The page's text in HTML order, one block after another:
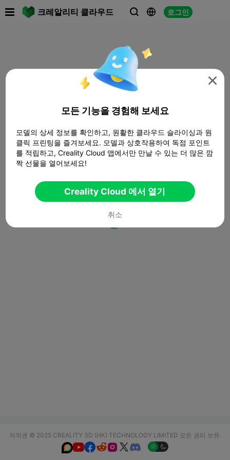
크레알리티 클라우드   로그인
저작권 © 2025 CREALITY 3D (HK) TECHNOLOGY LIMITED 모든 권리 보유.
  

모든 기능을 경험해 보세요
모델의 상세 정보를 확인하고, 원활한 클라우드 슬라이싱과 원
클릭 프린팅을 즐겨보세요. 모델과 상호작용하여 독점 포인트
를 적립하고, Creality Cloud 앱에서만 만날 수 있는 더 많은 깜
짝 선물을 열어보세요!
Creality Cloud 에서 열기
취소